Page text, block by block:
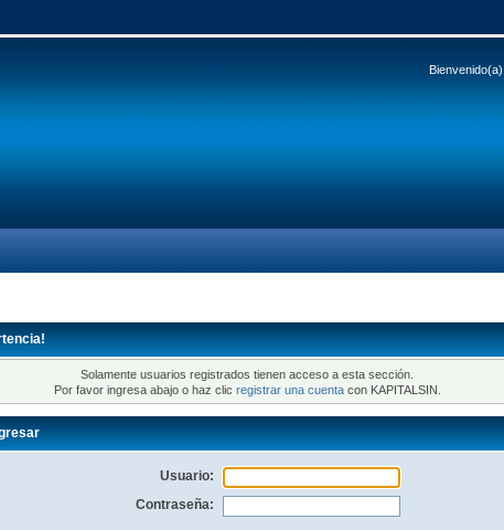
Bienvenido(a),
Solamente usuarios registrados tienen acceso a esta sección.
Por favor ingresa abajo o haz clic registrar una cuentacon KAPITALSIN.
Usuario:
Contraseña: